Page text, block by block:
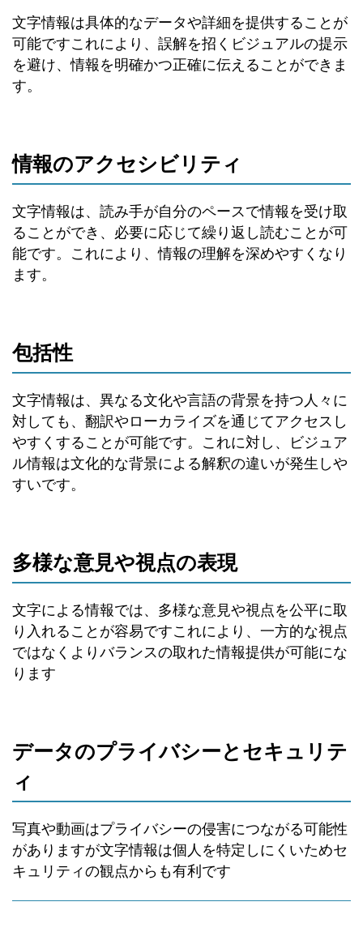
文字情報は具体的なデータや詳細を提供することが
可能ですこれにより、誤解を招くビジュアルの提示
を避け、情報を明確かつ正確に伝えることができま
す。
情報のアクセシビリティ
文字情報は、読み手が自分のペースで情報を受け取
ることができ、必要に応じて繰り返し読むことが可
能です。これにより、情報の理解を深めやすくなり
ます。
包括性
文字情報は、異なる文化や言語の背景を持つ人々に
対しても、翻訳やローカライズを通じてアクセスし
やすくすることが可能です。これに対し、ビジュア
ル情報は文化的な背景による解釈の違いが発生しや
すいです。
多様な意見や視点の表現
文字による情報では、多様な意見や視点を公平に取
り入れることが容易ですこれにより、一方的な視点
ではなくよりバランスの取れた情報提供が可能にな
ります
データのプライバシーとセキュリテ
ィ
写真や動画はプライバシーの侵害につながる可能性
がありますが文字情報は個人を特定しにくいためセ
キュリティの観点からも有利です